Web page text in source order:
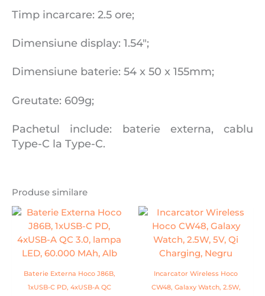
Timp incarcare: 2.5 ore;
Dimensiune display: 1.54″;
Dimensiune baterie: 54 x 50 x 155mm;
Greutate: 609g;
Pachetul include: baterie externa, cablu
Type-C la Type-C.
Produse similare
Baterie Externa Hoco J86B,
1xUSB-C PD, 4xUSB-A QC
Incarcator Wireless Hoco
CW48, Galaxy Watch, 2.5W,